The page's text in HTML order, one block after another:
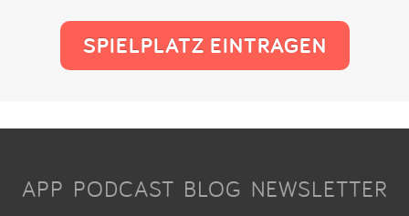
SPIELPLATZ EINTRAGEN
APP PODCAST BLOG NEWSLETTER